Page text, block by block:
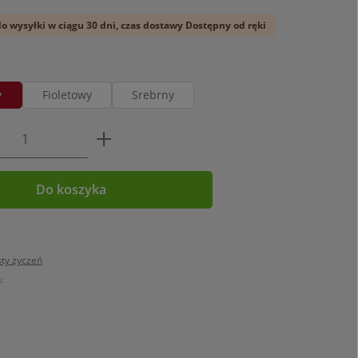
wysyłki w ciągu 30 dni, czas dostawy Dostępny od ręki
Fioletowy Srebrny
Wprowadź żądaną ilość lub
Do koszyka
życzeń